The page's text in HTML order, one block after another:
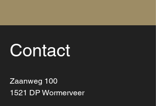
Contact
Zaanweg 100
1521 DP Wormerveer